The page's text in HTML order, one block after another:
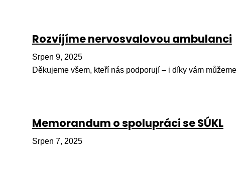
Rozvíjíme nervosvalovou ambulanci
Srpen 9, 2025
Děkujeme všem, kteří nás podporují – i díky vám
Memorandum o spolupráci se SÚKL
Srpen 7, 2025